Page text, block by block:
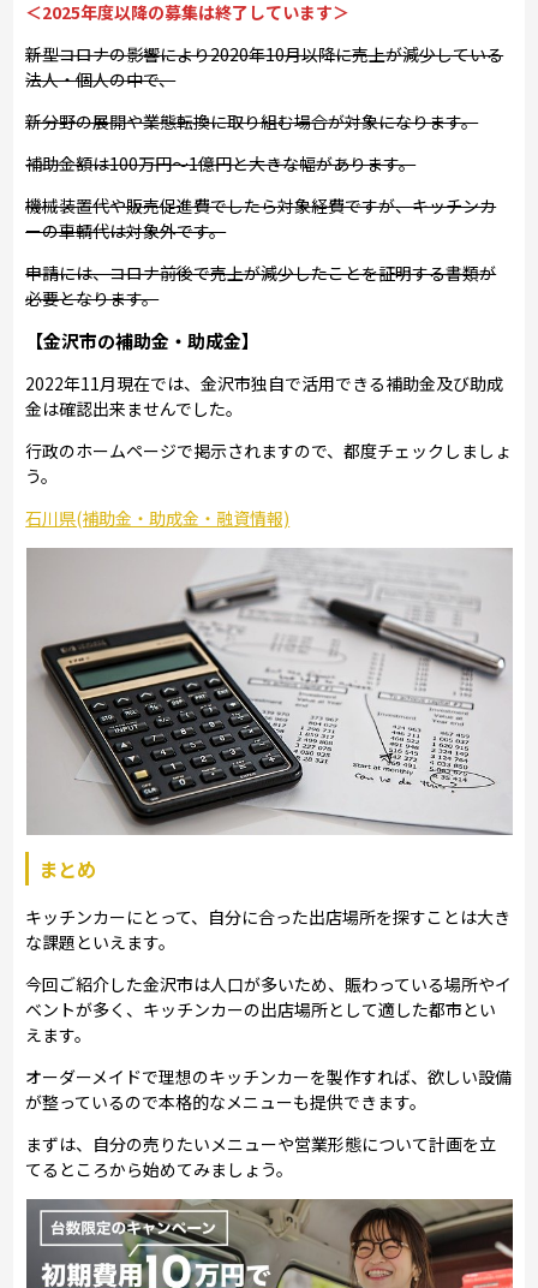
＜2025年度以降の募集は終了しています＞
新型コロナの影響により2020年10月以降に売上が減少している
法人・個人の中で、
新分野の展開や業態転換に取り組む場合が対象になります。
補助金額は100万円～1億円と大きな幅があります。
機械装置代や販売促進費でしたら対象経費ですが、キッチンカ
ーの車輌代は対象外です。
申請には、コロナ前後で売上が減少したことを証明する書類が
必要となります。
【金沢市の補助金・助成金】
2022年11月現在では、金沢市独自で活用できる補助金及び助成
金は確認出来ませんでした。
行政のホームページで掲示されますので、都度チェックしましょ
う。
石川県(補助金・助成金・融資情報)
まとめ
キッチンカーにとって、自分に合った出店場所を探すことは大き
な課題といえます。
今回ご紹介した金沢市は人口が多いため、賑わっている場所やイ
ベントが多く、キッチンカーの出店場所として適した都市とい
えます。
オーダーメイドで理想のキッチンカーを製作すれば、欲しい設備
が整っているので本格的なメニューも提供できます。
まずは、自分の売りたいメニューや営業形態について計画を立
てるところから始めてみましょう。